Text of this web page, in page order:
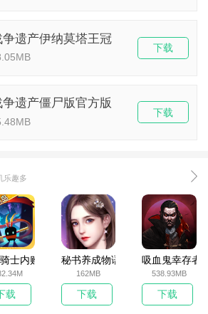
争遗产伊纳莫塔王冠
下载
遗产僵尸版官方版
下载
乐趣多
版士内购破解版
载
秘书养成物语
162MB
下载
吸血鬼幸存者
538.93MB
下载